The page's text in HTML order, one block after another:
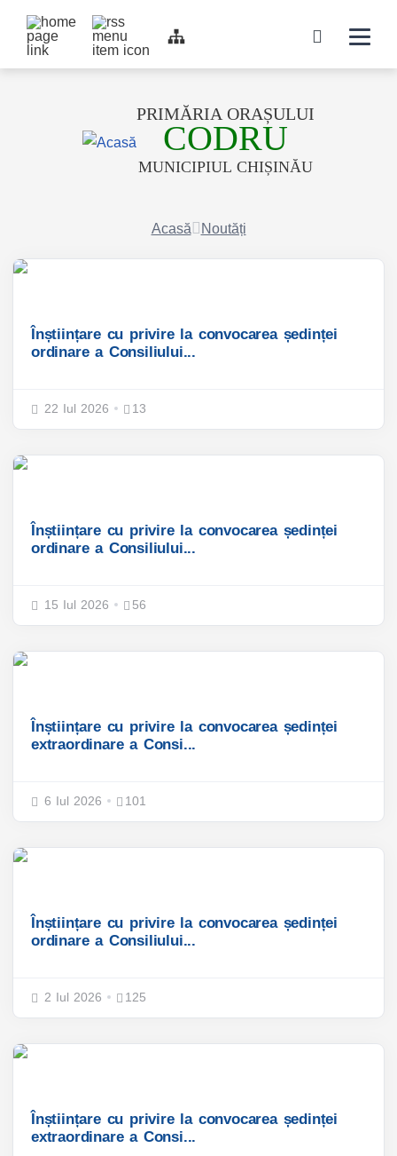
Top bar navigation icon
PRIMĂRIA ORAȘULUI
CODRU
MUNICIPIUL CHIȘINĂU
Acasă Noutăți
Înștiințare cu privire la convocarea ședinței
ordinare a Consiliului...
22 Iul 2026 13
Înștiințare cu privire la convocarea ședinței
ordinare a Consiliului...
15 Iul 2026 56
Înștiințare cu privire la convocarea ședinței
extraordinare a Consi...
6 Iul 2026 101
Înștiințare cu privire la convocarea ședinței
ordinare a Consiliului...
2 Iul 2026 125
Înștiințare cu privire la convocarea ședinței
extraordinare a Consi...